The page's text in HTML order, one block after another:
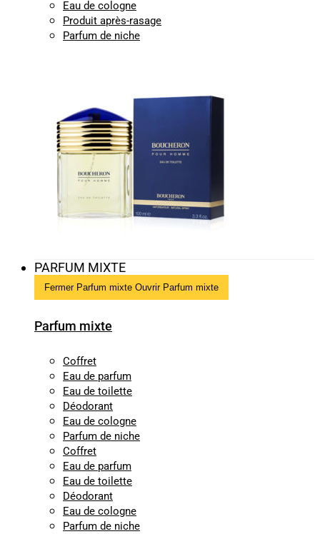
Eau de cologne
Produit après-rasage
Parfum de niche
PARFUM MIXTE
Fermer Parfum mixte Ouvrir Parfum mixte
Parfum mixte
Coffret
Eau de parfum
Eau de toilette
Déodorant
Eau de cologne
Parfum de niche
Coffret
Eau de parfum
Eau de toilette
Déodorant
Eau de cologne
Parfum de niche